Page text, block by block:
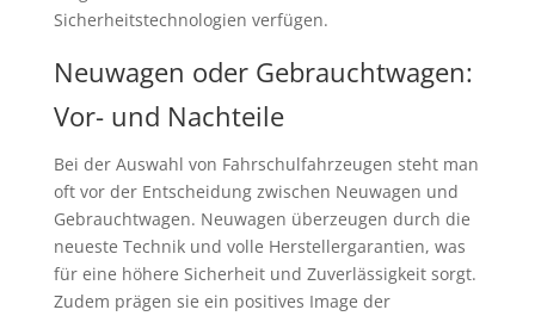
Sicherheitstechnologien verfügen.
Neuwagen oder Gebrauchtwagen:
Vor- und Nachteile
Bei der Auswahl von Fahrschulfahrzeugen steht man
oft vor der Entscheidung zwischen Neuwagen und
Gebrauchtwagen. Neuwagen überzeugen durch die
neueste Technik und volle Herstellergarantien, was
für eine höhere Sicherheit und Zuverlässigkeit sorgt.
Zudem prägen sie ein positives Image der